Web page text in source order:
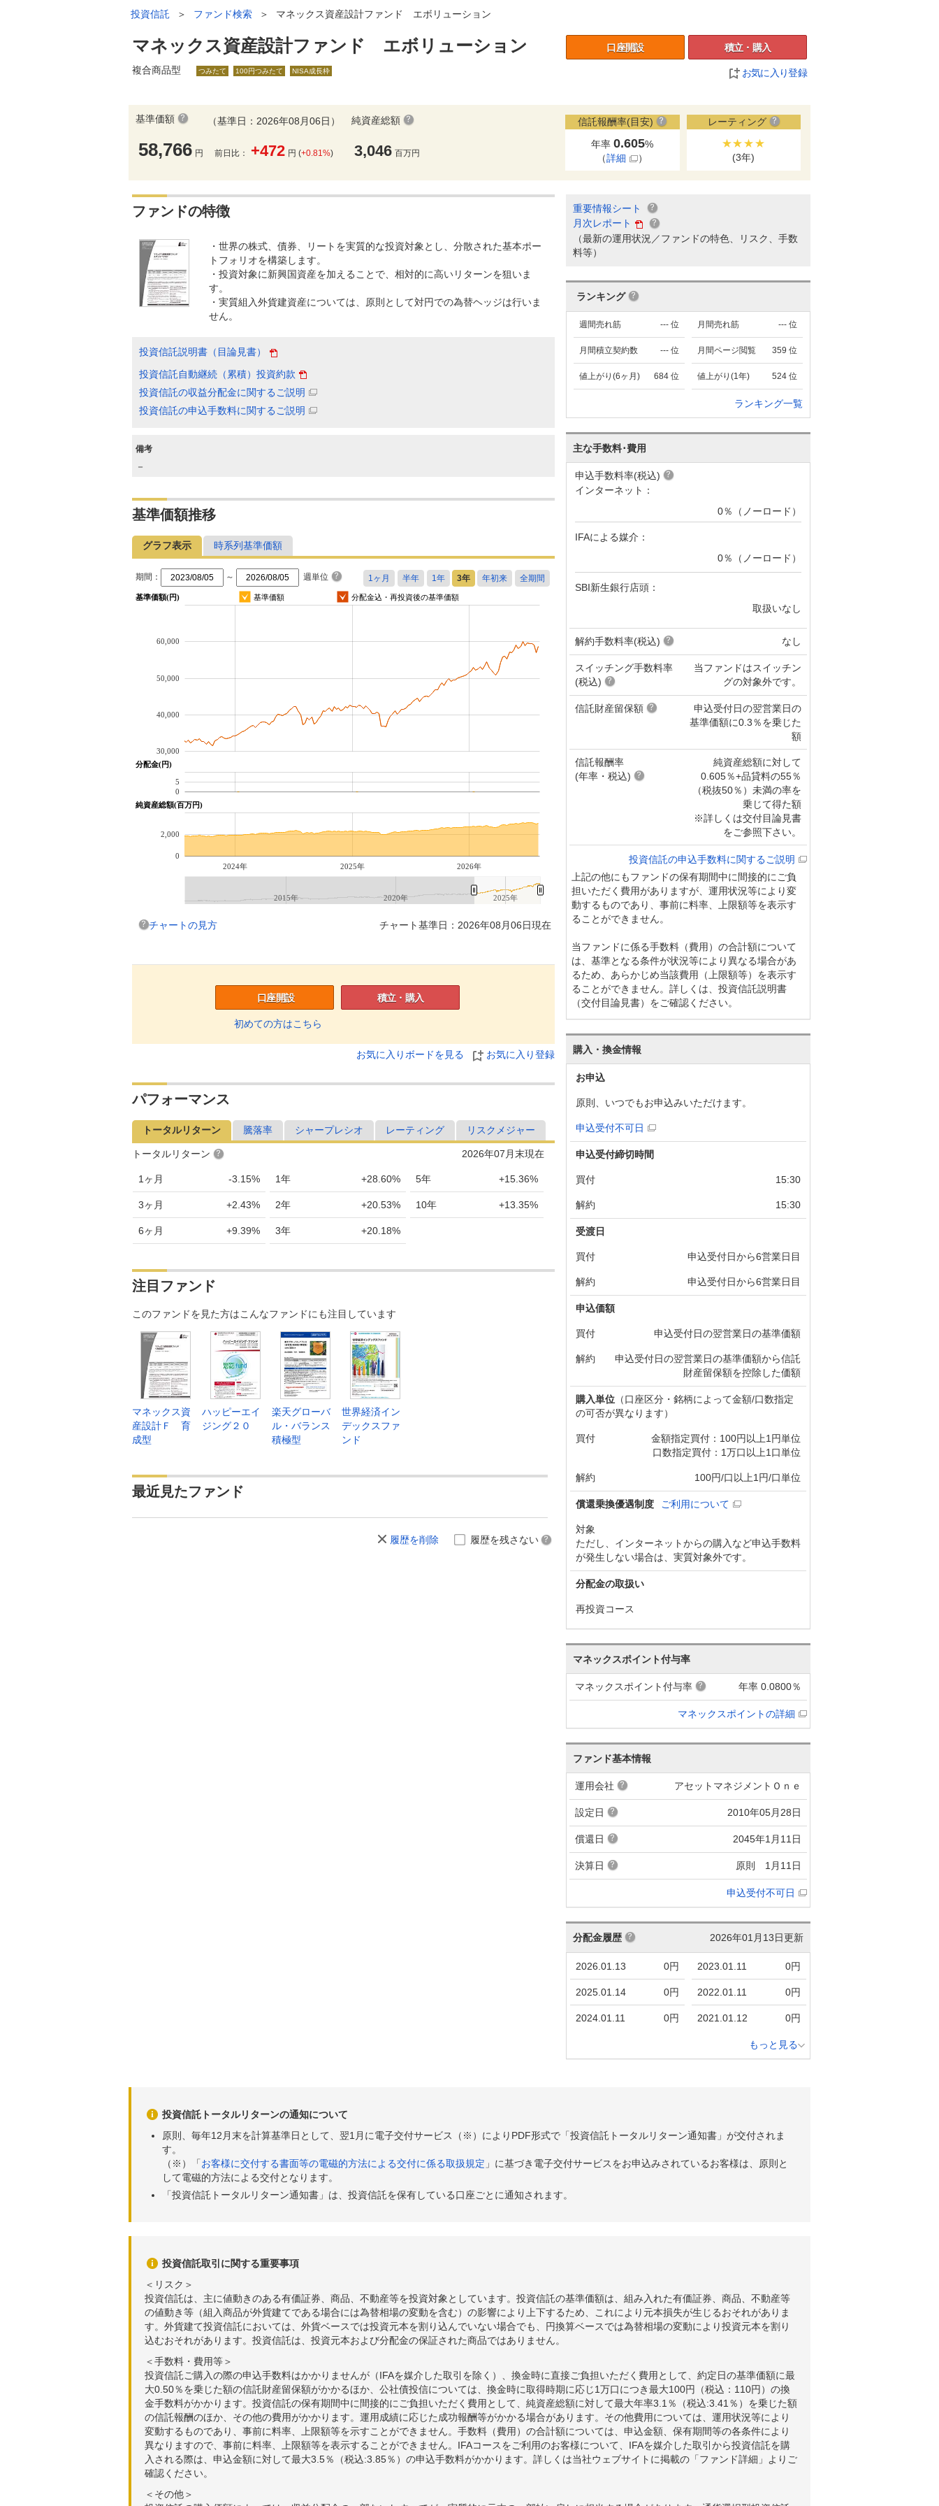
投資信託 ＞ ファンド検索 ＞ マネックス資産設計ファンド エボリューション
マネックス資産設計ファンド エボリューション 口座開設 積立・購入
お気に入り登録
複合商品型 つみたて 100円つみたて NISA成長枠
基準価額
58,766 円
（基準日：2026年08月06日）
前日比： +472 円 (+0.81%)
純資産総額
3,046 百万円
信託報酬率(目安)
年率0.605%
（詳細 ）
レーティング
★★★★
(3年)
ファンドの特徴
・世界の株式、債券、リートを実質的な投資対象とし、分散された基本ポー
トフォリオを構築します。
・投資対象に新興国資産を加えることで、相対的に高いリターンを狙いま
す。
・実質組入外貨建資産については、原則として対円での為替ヘッジは行いま
せん。
投資信託説明書（目論見書）
投資信託自動継続（累積）投資約款
投資信託の収益分配金に関するご説明
投資信託の申込手数料に関するご説明
備考
－
基準価額推移
グラフ表示 時系列基準価額
期間： ～ 週単位
基準価額(円) 基準価額 分配金込・再投資後の基準価額
30,000
40,000
50,000
60,000
分配金(円)
0
5
純資産総額(百万円)
2024年 2025年 2026年
0
2,000
2015年 2020年 2025年
チャートの見方 チャート基準日：2026年08月06日現在
口座開設
初めての方はこちら
積立・購入
お気に入りボードを見る お気に入り登録
パフォーマンス
トータルリターン 騰落率 シャープレシオ レーティング リスクメジャー
2026年07月末現在
トータルリターン
1ヶ月 -3.15%
3ヶ月 +2.43%
6ヶ月 +9.39%
1年 +28.60%
2年 +20.53%
3年 +20.18%
5年 +15.36%
10年 +13.35%
注目ファンド
このファンドを見た方はこんなファンドにも注目しています
マネックス資
産設計Ｆ 育
成型
ハッピーエイ
ジング２０
楽天グローバ
ル・バランス
積極型
世界経済イン
デックスファ
ンド
最近見たファンド
履歴を削除 履歴を残さない
重要情報シート
月次レポート
（最新の運用状況／ファンドの特色、リスク、手数
料等）
ランキング
--- 位
週間売れ筋 --- 位
月間売れ筋
--- 位
月間積立契約数 359 位
月間ページ閲覧
684 位
値上がり(6ヶ月) 524 位
値上がり(1年)
ランキング一覧
主な手数料･費用
申込手数料率(税込)
インターネット：
0％（ノーロード）
IFAによる媒介：
0％（ノーロード）
SBI新生銀行店頭：
取扱いなし
解約手数料率(税込) なし
スイッチング手数料率
(税込)
当ファンドはスイッチン
グの対象外です。
信託財産留保額
申込受付日の翌営業日の
基準価額に0.3％を乗じた
額
信託報酬率
(年率・税込)
純資産総額に対して
0.605％+品貸料の55％
（税抜50％）未満の率を
乗じて得た額
※詳しくは交付目論見書
をご参照下さい。
投資信託の申込手数料に関するご説明
上記の他にもファンドの保有期間中に間接的にご負
担いただく費用がありますが、運用状況等により変
動するものであり、事前に料率、上限額等を表示す
ることができません。
当ファンドに係る手数料（費用）の合計額について
は、基準となる条件が状況等により異なる場合があ
るため、あらかじめ当該費用（上限額等）を表示す
ることができません。詳しくは、投資信託説明書
（交付目論見書）をご確認ください。
購入・換金情報
お申込
原則、いつでもお申込みいただけます。
申込受付不可日
申込受付締切時間
買付 15:30
解約 15:30
受渡日
買付 申込受付日から6営業日目
解約 申込受付日から6営業日目
申込価額
買付 申込受付日の翌営業日の基準価額
解約
申込受付日の翌営業日の基準価額から信託
財産留保額を控除した価額
購入単位 （口座区分・銘柄によって金額/口数指定
の可否が異なります）
買付
金額指定買付：100円以上1円単位
口数指定買付：1万口以上1口単位
解約 100円/口以上1円/口単位
償還乗換優遇制度 ご利用について
対象
ただし、インターネットからの購入など申込手数料
が発生しない場合は、実質対象外です。
分配金の取扱い
再投資コース
マネックスポイント付与率
マネックスポイント付与率 年率 0.0800％
マネックスポイントの詳細
ファンド基本情報
運用会社 アセットマネジメントＯｎｅ
設定日 2010年05月28日
償還日 2045年1月11日
決算日 原則 1月11日
申込受付不可日
2026年01月13日更新
分配金履歴
2026.01.13 0円
2025.01.14 0円
2024.01.11 0円
2023.01.11 0円
2022.01.11 0円
2021.01.12 0円
もっと見る
投資信託トータルリターンの通知について
原則、毎年12月末を計算基準日として、翌1月に電子交付サービス（※）によりPDF形式で「投資信託トータルリターン通知書」が交付されま
す。
（※）「お客様に交付する書面等の電磁的方法による交付に係る取扱規定 」に基づき電子交付サービスをお申込みされているお客様は、原則と
して電磁的方法による交付となります。
「投資信託トータルリターン通知書」は、投資信託を保有している口座ごとに通知されます。
投資信託取引に関する重要事項
＜リスク＞
投資信託は、主に値動きのある有価証券、商品、不動産等を投資対象としています。投資信託の基準価額は、組み入れた有価証券、商品、不動産等
の値動き等（組入商品が外貨建てである場合には為替相場の変動を含む）の影響により上下するため、これにより元本損失が生じるおそれがありま
す。外貨建て投資信託においては、外貨ベースでは投資元本を割り込んでいない場合でも、円換算ベースでは為替相場の変動により投資元本を割り
込むおそれがあります。投資信託は、投資元本および分配金の保証された商品ではありません。
＜手数料・費用等＞
投資信託ご購入の際の申込手数料はかかりませんが（IFAを媒介した取引を除く）、換金時に直接ご負担いただく費用として、約定日の基準価額に最
大0.50％を乗じた額の信託財産留保額がかかるほか、公社債投信については、換金時に取得時期に応じ1万口につき最大100円（税込：110円）の換
金手数料がかかります。投資信託の保有期間中に間接的にご負担いただく費用として、純資産総額に対して最大年率3.1％（税込:3.41％）を乗じた額
の信託報酬のほか、その他の費用がかかります。運用成績に応じた成功報酬等がかかる場合があります。その他費用については、運用状況等により
変動するものであり、事前に料率、上限額等を示すことができません。手数料（費用）の合計額については、申込金額、保有期間等の各条件により
異なりますので、事前に料率、上限額等を表示することができません。IFAコースをご利用のお客様について、IFAを媒介した取引から投資信託を購
入される際は、申込金額に対して最大3.5％（税込:3.85％）の申込手数料がかかります。詳しくは当社ウェブサイトに掲載の「ファンド詳細」よりご
確認ください。
＜その他＞